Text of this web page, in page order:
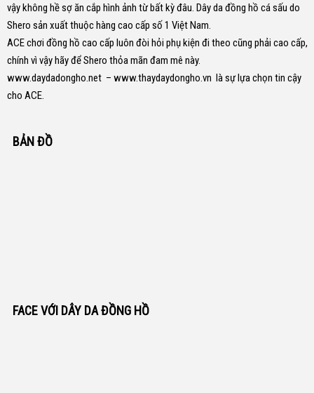
vậy không hề sợ ăn cắp hình ảnh từ bất kỳ đâu. Dây da đồng hồ cá sấu do
Shero sản xuất thuộc hàng cao cấp số 1 Việt Nam.
ACE chơi đồng hồ cao cấp luôn đòi hỏi phụ kiện đi theo cũng phải cao cấp,
chính vì vậy hãy để Shero thỏa mãn đam mê này.
www.daydadongho.net – www.thaydaydongho.vn là sự lựa chọn tin cậy
cho ACE.
BẢN ĐỒ
FACE VỚI DÂY DA ĐỒNG HỒ